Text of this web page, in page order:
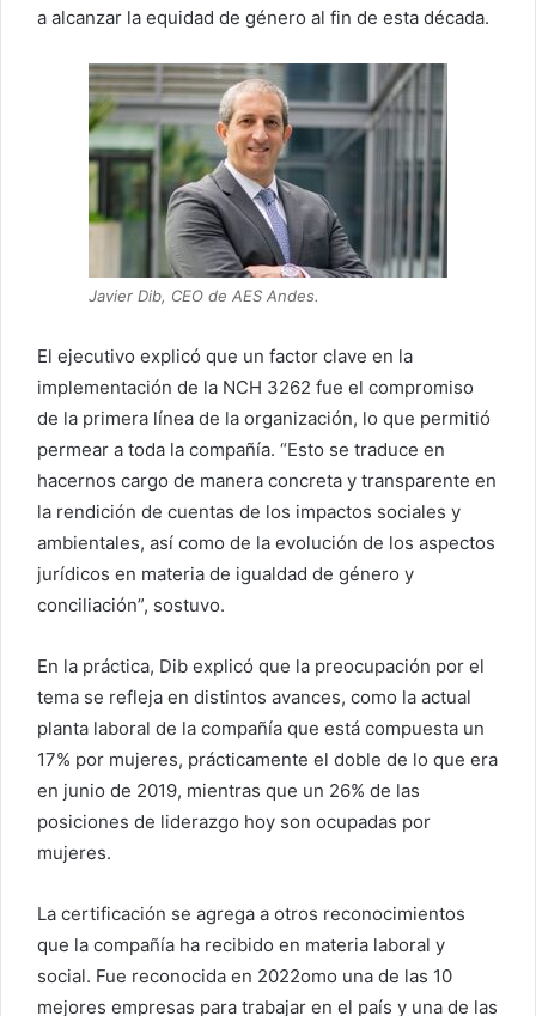
a alcanzar la equidad de género al fin de esta década.
Javier Dib, CEO de AES Andes.
El ejecutivo explicó que un factor clave en la
implementación de la NCH 3262 fue el compromiso
de la primera línea de la organización, lo que permitió
permear a toda la compañía. “Esto se traduce en
hacernos cargo de manera concreta y transparente en
la rendición de cuentas de los impactos sociales y
ambientales, así como de la evolución de los aspectos
jurídicos en materia de igualdad de género y
conciliación”, sostuvo.
En la práctica, Dib explicó que la preocupación por el
tema se refleja en distintos avances, como la actual
planta laboral de la compañía que está compuesta un
17% por mujeres, prácticamente el doble de lo que era
en junio de 2019, mientras que un 26% de las
posiciones de liderazgo hoy son ocupadas por
mujeres.
La certificación se agrega a otros reconocimientos
que la compañía ha recibido en materia laboral y
social. Fue reconocida en 2022omo una de las 10
mejores empresas para trabajar en el país y una de las